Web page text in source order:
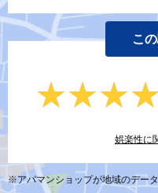
こ
娯楽性に
※アパマンショップが地域のデー